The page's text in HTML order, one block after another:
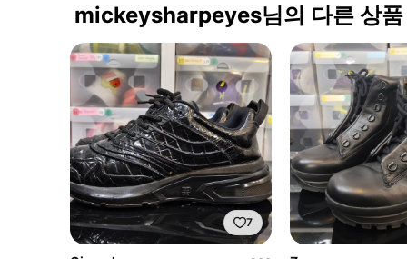
mickeysharpeyes님의 다른 상품
7